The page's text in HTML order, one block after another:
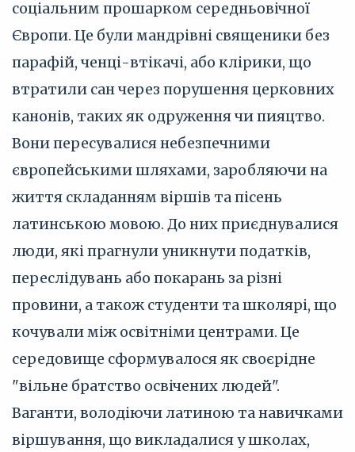
соціальним прошарком середньовічної
Європи. Це були мандрівні священики без
парафій, ченці-втікачі, або клірики, що
втратили сан через порушення церковних
канонів, таких як одруження чи пияцтво.
Вони пересувалися небезпечними
європейськими шляхами, заробляючи на
життя складанням віршів та пісень
латинською мовою. До них приєднувалися
люди, які прагнули уникнути податків,
переслідувань або покарань за різні
провини, а також студенти та школярі, що
кочували між освітніми центрами. Це
середовище сформувалося як своєрідне
"вільне братство освічених людей".
Ваганти, володіючи латиною та навичками
віршування, що викладалися у школах,